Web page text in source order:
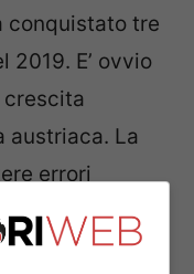
conquistato tre
2019. E’ ovvio
austriaca. La
errori
sbaglia.